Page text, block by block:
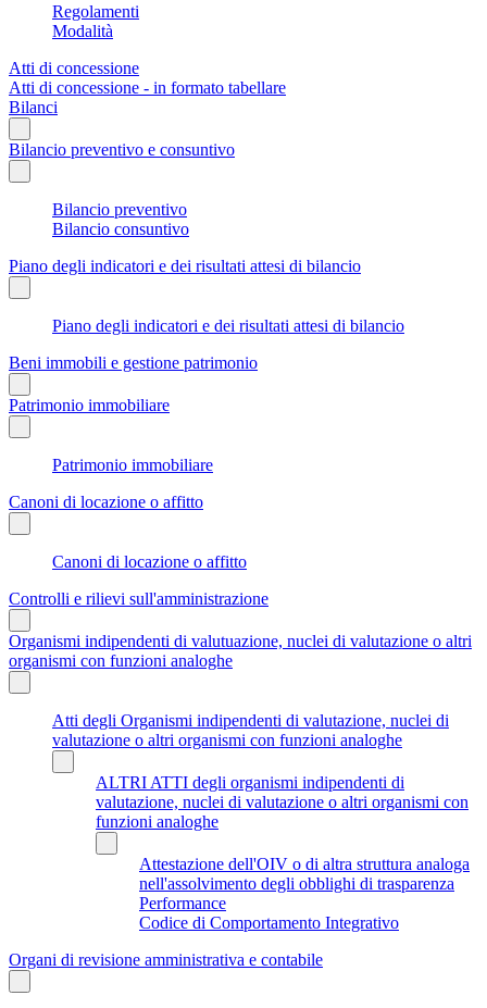
Regolamenti
Modalità
Atti di concessione
Atti di concessione - in formato tabellare
Bilanci
Bilancio preventivo e consuntivo
Bilancio preventivo
Bilancio consuntivo
Piano degli indicatori e dei risultati attesi di bilancio
Piano degli indicatori e dei risultati attesi di bilancio
Beni immobili e gestione patrimonio
Patrimonio immobiliare
Patrimonio immobiliare
Canoni di locazione o affitto
Canoni di locazione o affitto
Controlli e rilievi sull'amministrazione
Organismi indipendenti di valutuazione, nuclei di valutazione o altri
organismi con funzioni analoghe
Atti degli Organismi indipendenti di valutazione, nuclei di
valutazione o altri organismi con funzioni analoghe
ALTRI ATTI degli organismi indipendenti di
valutazione, nuclei di valutazione o altri organismi con
funzioni analoghe
Attestazione dell'OIV o di altra struttura analoga
nell'assolvimento degli obblighi di trasparenza
Performance
Codice di Comportamento Integrativo
Organi di revisione amministrativa e contabile